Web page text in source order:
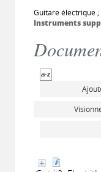
Guitare électrique ;
Instruments